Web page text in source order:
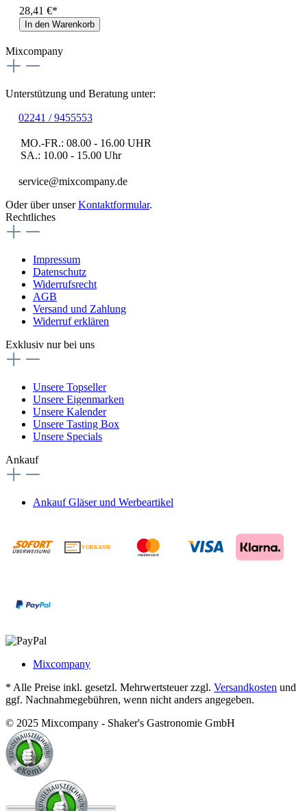
28,41 €*
In den Warenkorb
Mixcompany
Unterstützung und Beratung unter:
02241 / 9455553
MO.-FR.: 08.00 - 16.00 UHR
SA.: 10.00 - 15.00 Uhr
service@mixcompany.de
Oder über unserKontaktformular.
Rechtliches
Impressum
Datenschutz
Widerrufsrecht
AGB
Versand und Zahlung
Widerruf erklären
Exklusiv nur bei uns
Unsere Topseller
Unsere Eigenmarken
Unsere Kalender
Unsere Tasting Box
Unsere Specials
Ankauf
Ankauf Gläser und Werbeartikel
VORKASSE
Mixcompany
* Alle Preise inkl. gesetzl. Mehrwertsteuer zzgl. Versandkosten und
ggf. Nachnahmegebühren, wenn nicht anders angegeben.
© 2025 Mixcompany - Shaker's Gastronomie GmbH